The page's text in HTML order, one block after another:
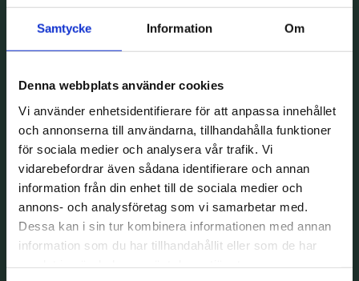
Samtycke Information Om
Denna webbplats använder cookies
Vi använder enhetsidentifierare för att anpassa innehållet
och annonserna till användarna, tillhandahålla funktioner
för sociala medier och analysera vår trafik. Vi
vidarebefordrar även sådana identifierare och annan
information från din enhet till de sociala medier och
annons- och analysföretag som vi samarbetar med.
Dessa kan i sin tur kombinera informationen med annan
information som du har tillhandahållit eller som de har